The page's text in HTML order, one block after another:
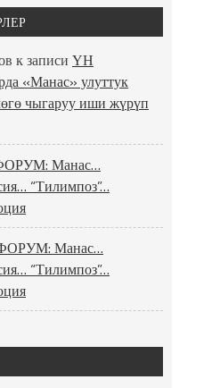
к записи ҮН
«Манас» улуттук
чыгаруу иши жүрүп
Манас…
“Тилимпоз”…
Манас…
“Тилимпоз”…